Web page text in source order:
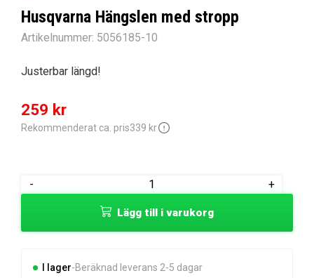
Husqvarna Hängslen med stropp
Artikelnummer: 5056185-10
Justerbar längd!
Det
ursprungliga
339 kr.
259 kr
Det
nuvarande
259 kr.
Rekommenderat ca. pris339 kr
-
Husqvarna
Hängslen
stropp
+
Lägg till i varukorg
I lager Beräknad leverans 2-5 dagar